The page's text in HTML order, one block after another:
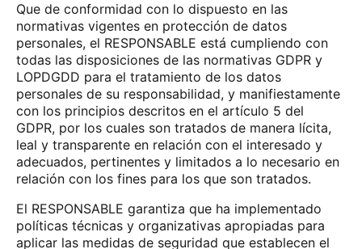
Que de conformidad con lo dispuesto en las
normativas vigentes en protección de datos
personales, el RESPONSABLE está cumpliendo con
todas las disposiciones de las normativas GDPR y
LOPDGDD para el tratamiento de los datos
personales de su responsabilidad, y manifiestamente
con los principios descritos en el artículo 5 del
GDPR, por los cuales son tratados de manera lícita,
leal y transparente en relación con el interesado y
adecuados, pertinentes y limitados a lo necesario en
relación con los fines para los que son tratados.
El RESPONSABLE garantiza que ha implementado
políticas técnicas y organizativas apropiadas para
aplicar las medidas de seguridad que establecen el